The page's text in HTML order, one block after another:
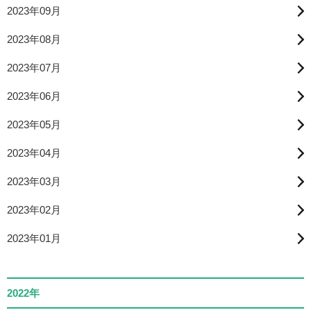
2023年09月
2023年08月
2023年07月
2023年06月
2023年05月
2023年04月
2023年03月
2023年02月
2023年01月
2022年